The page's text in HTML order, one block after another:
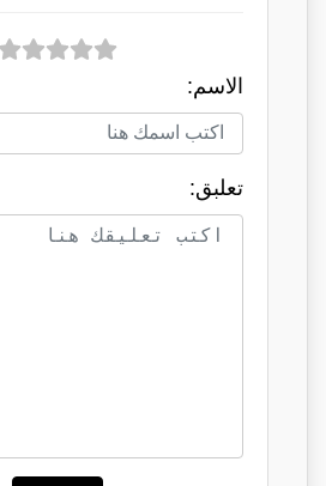
الاسم:
تعلبق: